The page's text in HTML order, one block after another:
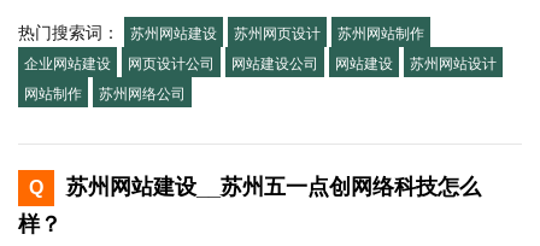
热门搜索词： 苏州网站建设 苏州网页设计
苏州网站制作
企业网站建设
网页设计公司 网站建设公司 网站建设
苏州网站设计
网站制作
苏州网络公司
Q
苏州网站建设__苏州五一点创网络科技怎么
样？